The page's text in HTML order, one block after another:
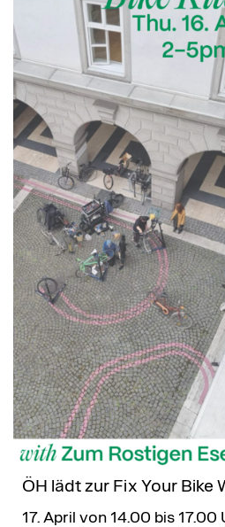
ÖH lädt zur Fix Your Bike
17. April von 14.00 bis 17.00